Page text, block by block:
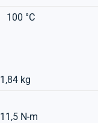
100 °C
1,84 kg
11,5 N-m